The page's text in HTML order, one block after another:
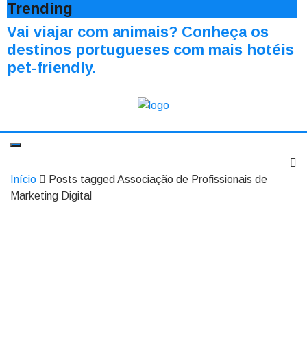
Trending
Vai viajar com animais? Conheça os
destinos portugueses com mais hotéis
pet-friendly.
Início
Posts tagged Associação de Profissionais de
Marketing Digital